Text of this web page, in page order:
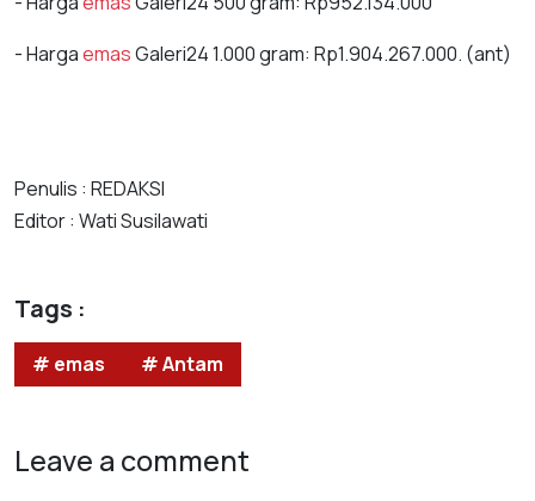
- HargaemasGaleri24 1.000 gram: Rp1.904.267.000. (ant)
Penulis : REDAKSI
Editor : Wati Susilawati
Tags :
# emas # Antam
Leave a comment